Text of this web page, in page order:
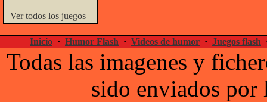
Ver todos los juegos
Inicio · Humor Flash · Videos de humor · Juegos flash
Todas las imagenes y
sido enviados por